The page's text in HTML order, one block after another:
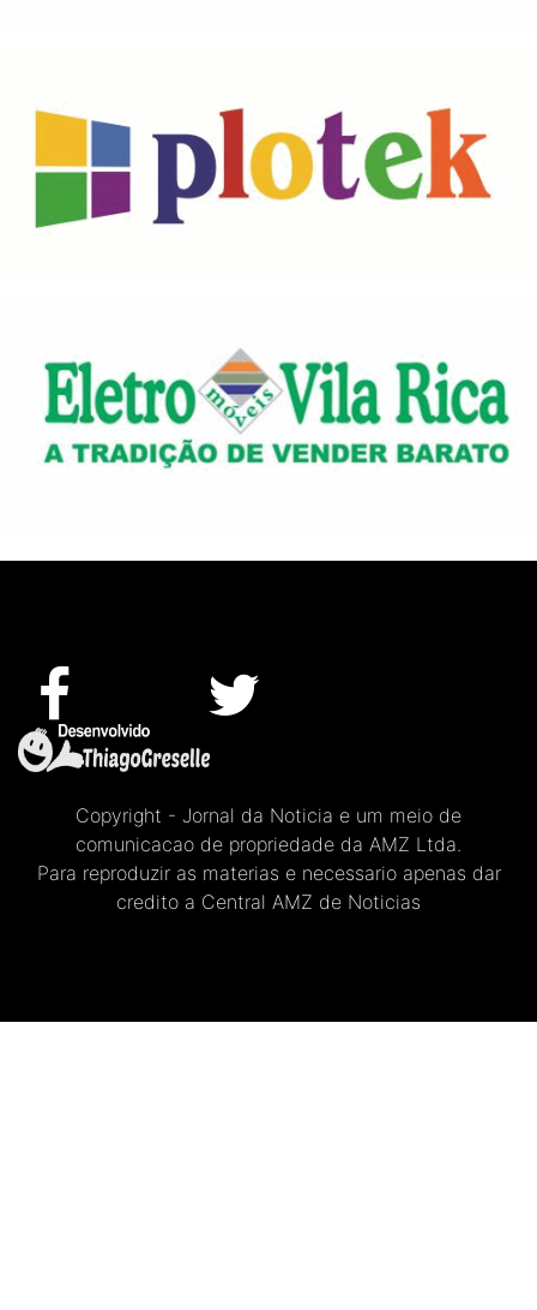
Copyright - Jornal da Noticia e um meio de
comunicacao de propriedade da AMZ Ltda.
Para reproduzir as materias e necessario apenas dar
credito a Central AMZ de Noticias